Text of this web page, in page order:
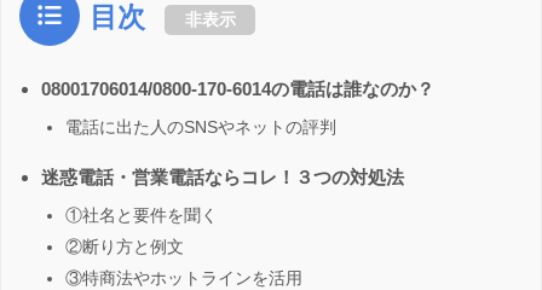
目次 非表示
08001706014/0800-170-6014の電話は誰なのか？
電話に出た人のSNSやネットの評判
迷惑電話・営業電話ならコレ！３つの対処法
①社名と要件を聞く
②断り方と例文
③特商法やホットラインを活用